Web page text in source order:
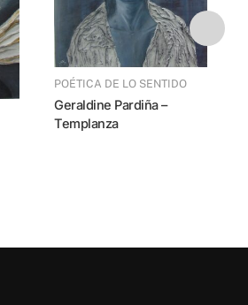
POÉTICA DE LO SENTIDO
Geraldine Pardiña –
Templanza